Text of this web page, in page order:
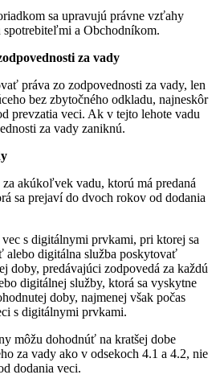
sa upravujú právne vzťahy
a Obchodníkom.
za vady
práva zo zodpovednosti za vady, len
bez zbytočného odkladu, najneskôr
prevzatia veci. Ak v tejto lehote vadu
za vady zaniknú.
akúkoľvek vadu, ktorú má predaná
sa prejaví do dvoch rokov od dodania
s digitálnymi prvkami, pri ktorej sa
alebo digitálna služba poskytovať
doby, predávajúci zodpovedá za každú
digitálnej služby, ktorá sa vyskytne
doby, najmenej však počas
s digitálnymi prvkami.
môžu dohodnúť na kratšej dobe
za vady ako v odsekoch 4.1 a 4.2, nie
dodania veci.